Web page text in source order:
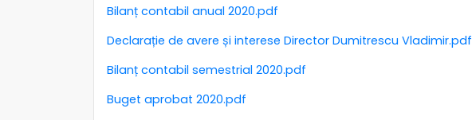
Bilanț contabil anual 2020.pdf
Declarație de avere și interese Director Dumitrescu Vladimir.pdf
Bilanț contabil semestrial 2020.pdf
Buget aprobat 2020.pdf